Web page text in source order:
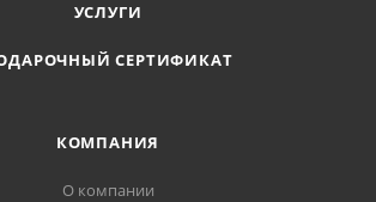
УСЛУГИ
СЕРТИФИКАТ
КОМПАНИЯ
О компании